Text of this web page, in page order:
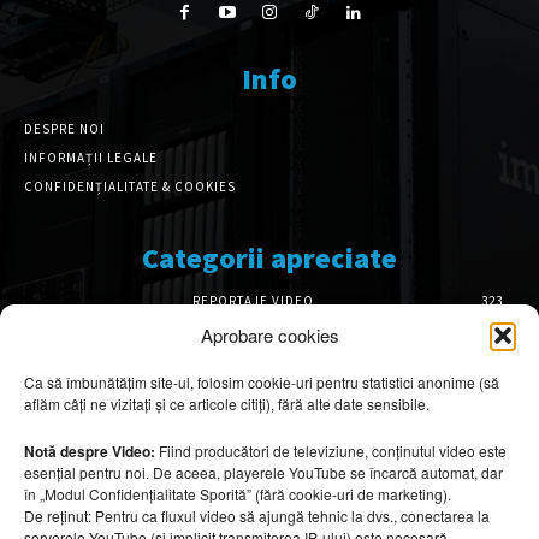
Aprobare cookies
Ca să îmbunătățim site-ul, folosim cookie-uri pentru statistici anonime (să
aflăm câți ne vizitați și ce articole citiți), fără alte date sensibile.
Notă despre Video: Fiind producători de televiziune, conținutul video este
esențial pentru noi. De aceea, playerele YouTube se încarcă automat, dar
în „Modul Confidențialitate Sporită” (fără cookie-uri de marketing).
De reținut: Pentru ca fluxul video să ajungă tehnic la dvs., conectarea la
Info
DESPRE NOI
INFORMAȚII LEGALE
CONFIDENȚIALITATE & COOKIES
Categorii apreciate
REPORTAJE VIDEO
323
AMENAJĂRI INTERIOARE
126
DESIGN INTERIOR
64
ARHITECTURĂ & DESIGN
OPINII & ANALIZE
43
Articole recomandate